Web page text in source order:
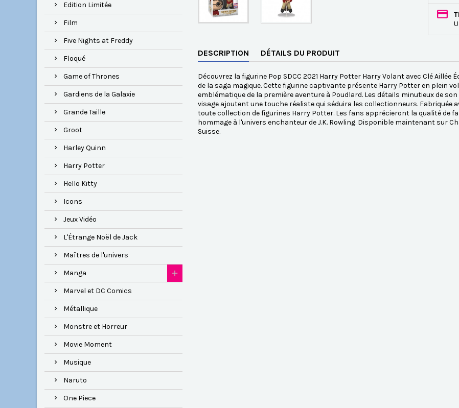
Edition Limitée
Film
Five Nights at Freddy
Floqué
Game of Thrones
Gardiens de la Galaxie
Grande Taille
Groot
Harley Quinn
Harry Potter
Hello Kitty
Icons
Jeux Vidéo
L'Étrange Noël de Jack
Maîtres de l'univers
Manga
Marvel et DC Comics
Métallique
Monstre et Horreur
Movie Moment
Musique
Naruto
One Piece
DESCRIPTION DÉTAILS DU PRODUIT
Découvrez la figurine Pop SDCC 2021 Harry Potter Harry Volant avec Clé
de la saga magique. Cette figurine captivante présente Harry Potter en plein
emblématique de la première aventure à Poudlard. Les détails minutieux de
visage ajoutent une touche réaliste qui séduira les collectionneurs. Fabriquée
toute collection de figurines Harry Potter. Les fans apprécieront la qualité de
hommage à l'univers enchanteur de J.K. Rowling. Disponible maintenant sur
Suisse.